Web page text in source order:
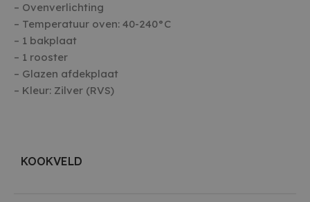
– Ovenverlichting
– Temperatuur oven: 40-240°C
– 1 bakplaat
– 1 rooster
– Glazen afdekplaat
– Kleur: Zilver (RVS)
KOOKVELD